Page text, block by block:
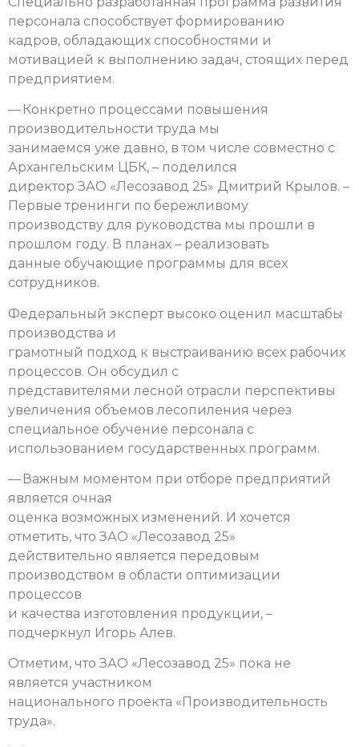
персонала способствует формированию
кадров, обладающих способностями и
мотивацией к выполнению задач, стоящих перед
предприятием.
— Конкретно процессами повышения
производительности труда мы
занимаемся уже давно, в том числе совместно с
Архангельским ЦБК, – поделился
директор ЗАО «Лесозавод 25» Дмитрий Крылов. –
Первые тренинги по бережливому
производству для руководства мы прошли в
прошлом году. В планах – реализовать
данные обучающие программы для всех
сотрудников.
Федеральный эксперт высоко оценил масштабы
производства и
грамотный подход к выстраиванию всех рабочих
процессов. Он обсудил с
представителями лесной отрасли перспективы
увеличения объемов лесопиления через
специальное обучение персонала с
использованием государственных программ.
— Важным моментом при отборе предприятий
является очная
оценка возможных изменений. И хочется
отметить, что ЗАО «Лесозавод 25»
действительно является передовым
производством в области оптимизации
процессов
и качества изготовления продукции, –
подчеркнул Игорь Алев.
Отметим, что ЗАО «Лесозавод 25» пока не
является участником
национального проекта «Производительность
труда».